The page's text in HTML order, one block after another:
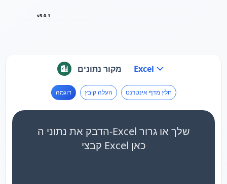
v3.0.1
מקור נתונים Excel
דוגמה העלה קובץ חלץ מדף אינטרנט
הדבק את נתוני ה-Excel שלך או גרור
קבצי Excel כאן